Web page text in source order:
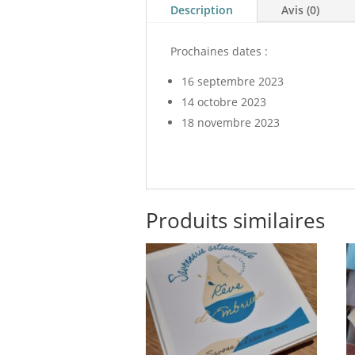
Description Avis (0)
Prochaines dates :
16 septembre 2023
14 octobre 2023
18 novembre 2023
Produits similaires